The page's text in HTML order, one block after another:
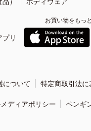
リ
お買い物をもっ
について 特定商取引法
ディアポリシー ペンギ